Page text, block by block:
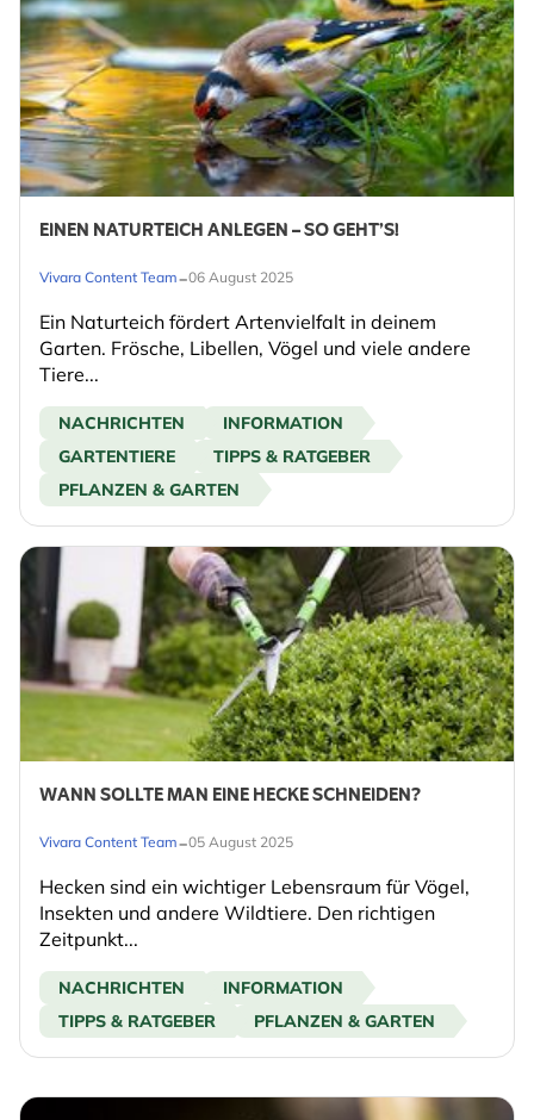
EINEN NATURTEICH ANLEGEN – SO GEHT’S!
Vivara Content Team-06 August 2025
Ein Naturteich fördert Artenvielfalt in deinem
Garten. Frösche, Libellen, Vögel und viele andere
Tiere...
NACHRICHTEN
INFORMATION
GARTENTIERE
TIPPS & RATGEBER
PFLANZEN & GARTEN
WANN SOLLTE MAN EINE HECKE SCHNEIDEN?
Vivara Content Team-05 August 2025
Hecken sind ein wichtiger Lebensraum für Vögel,
Insekten und andere Wildtiere. Den richtigen
Zeitpunkt...
NACHRICHTEN
INFORMATION
TIPPS & RATGEBER
PFLANZEN & GARTEN